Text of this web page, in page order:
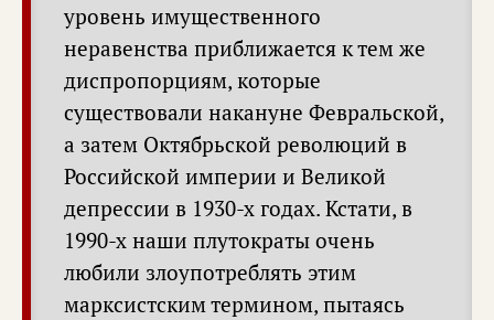
уровень имущественного
неравенства приближается к тем же
диспропорциям, которые
существовали накануне Февральской,
а затем Октябрьской революций в
Российской империи и Великой
депрессии в 1930-х годах. Кстати, в
1990-х наши плутократы очень
любили злоупотреблять этим
марксистским термином, пытаясь